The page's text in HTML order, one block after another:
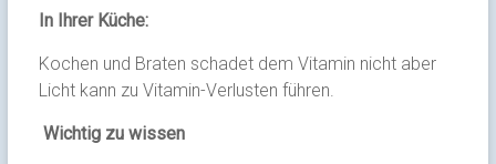
In Ihrer Küche:
Kochen und Braten schadet dem Vitamin nicht aber
Licht kann zu Vitamin-Verlusten führen.
Wichtig zu wissen